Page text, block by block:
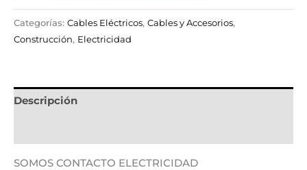
Categorías: Cables Eléctricos, Cables y Accesorios,
Construcción, Electricidad
Descripción
SOMOS CONTACTO ELECTRICIDAD